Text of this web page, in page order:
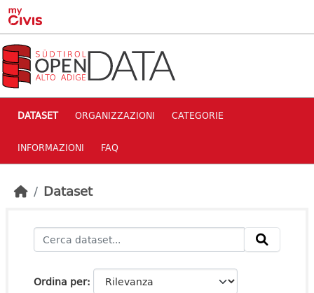
Skip to main content
DATASET ORGANIZZAZIONI CATEGORIE
INFORMAZIONI FAQ
Dataset
Ordina per